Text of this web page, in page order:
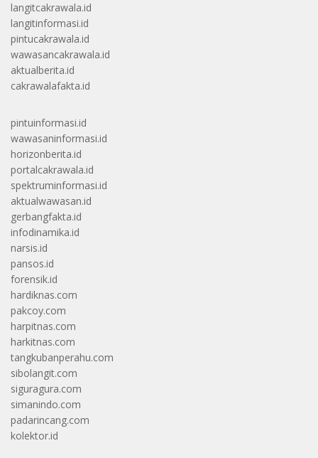
langitcakrawala.id
langitinformasi.id
pintucakrawala.id
wawasancakrawala.id
aktualberita.id
cakrawalafakta.id
pintuinformasi.id
wawasaninformasi.id
horizonberita.id
portalcakrawala.id
spektruminformasi.id
aktualwawasan.id
gerbangfakta.id
infodinamika.id
narsis.id
pansos.id
forensik.id
hardiknas.com
pakcoy.com
harpitnas.com
harkitnas.com
tangkubanperahu.com
sibolangit.com
siguragura.com
simanindo.com
padarincang.com
kolektor.id